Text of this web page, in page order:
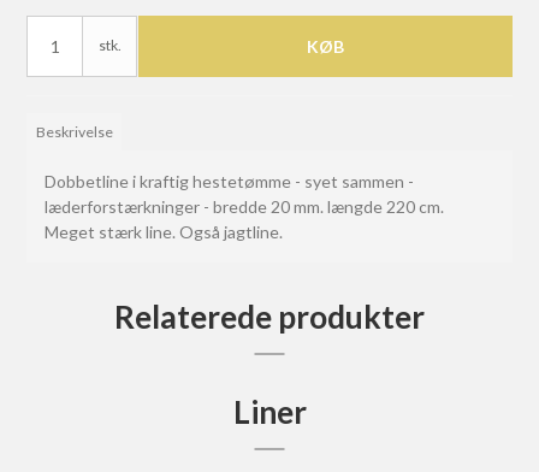
stk. KØB
Beskrivelse
Dobbetline i kraftig hestetømme - syet sammen -
læderforstærkninger - bredde 20 mm. længde 220 cm.
Meget stærk line. Også jagtline.
Relaterede produkter
Liner